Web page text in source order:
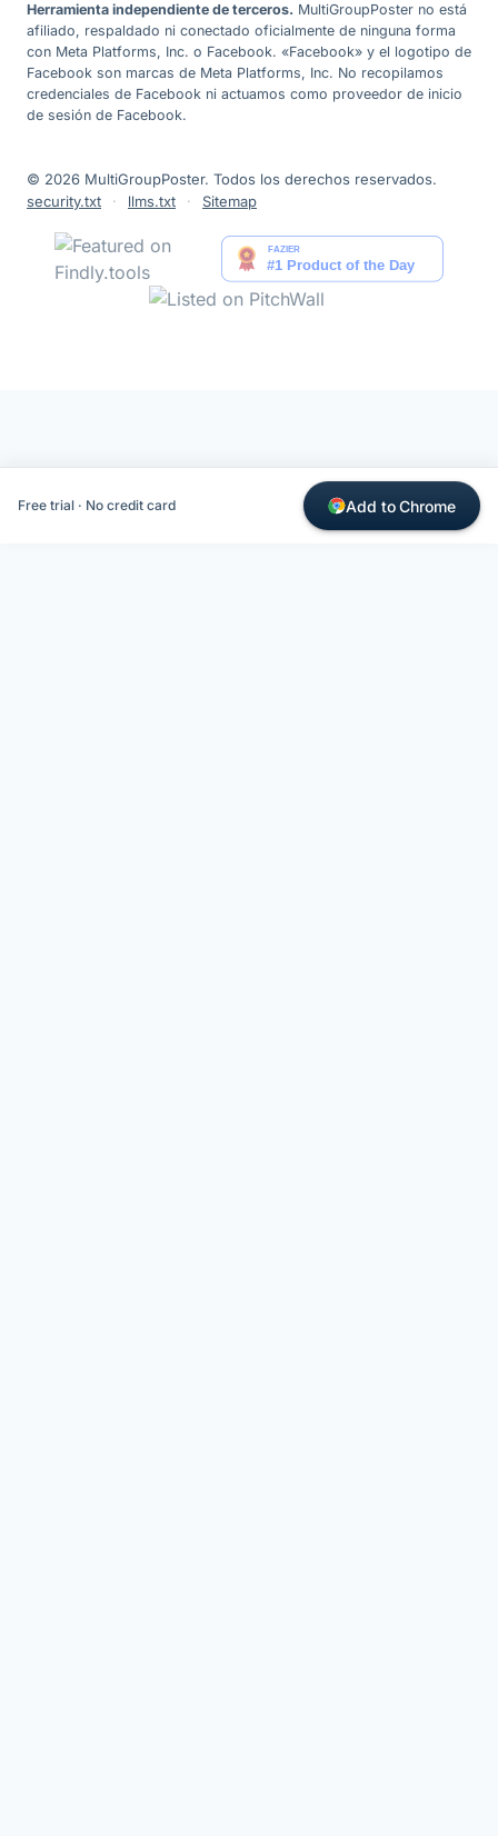
Herramienta independiente de terceros. MultiGroupPoster no está
afiliado, respaldado ni conectado oficialmente de ninguna forma
con Meta Platforms, Inc. o Facebook. «Facebook» y el logotipo de
Facebook son marcas de Meta Platforms, Inc. No recopilamos
credenciales de Facebook ni actuamos como proveedor de inicio
de sesión de Facebook.
© 2026 MultiGroupPoster. Todos los derechos reservados.
security.txt
· llms.txt · Sitemap
Free trial · No credit card Add to Chrome